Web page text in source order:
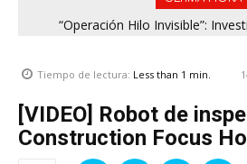
“Operación Hilo Invisible”:
Tiempo de lectura: Less than 1 min.
[VIDEO] Robot de
Construction Focus